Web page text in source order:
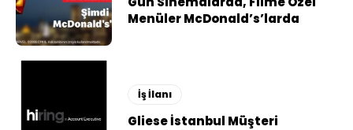
Menüler McDonald’s’larda
İş İlanı
Gliese İstanbul Müşteri